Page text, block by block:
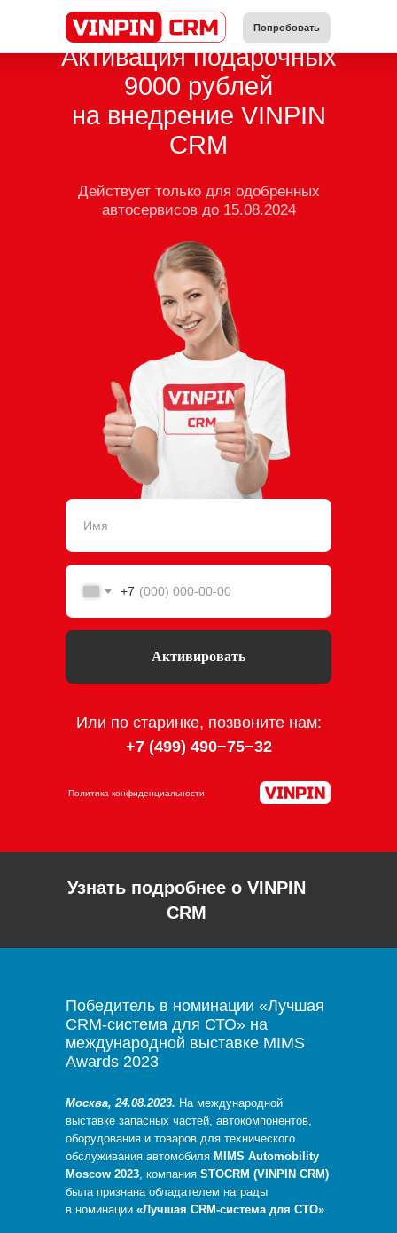
Попробовать
Активация подарочных
9000 рублей
на внедрение VINPIN
CRM
Действует только для одобренных
автосервисов до 15.08.2024
Политика конфиденциальности
+7
Активировать
Или по старинке, позвоните нам:
+7 (499) 490−75−32
Узнать подробнее о VINPIN
CRM
Москва, 24.08.2023. На международной
выставке запасных частей, автокомпонентов,
оборудования и товаров для технического
обслуживания автомобиля MIMS Automobility
Moscow 2023, компания STOCRM (VINPIN CRM)
была признана обладателем награды
в номинации «Лучшая CRM-система для СТО».
Победитель в номинации «Лучшая
CRM-система для СТО» на
международной выставке MIMS
Awards 2023